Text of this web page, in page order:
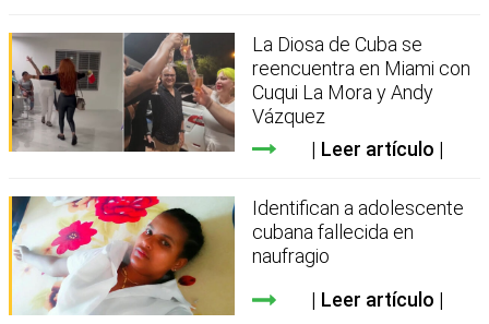
La Diosa de Cuba se
reencuentra en Miami con
Cuqui La Mora y Andy
Vázquez
Leer artículo
Identifican a adolescente
cubana fallecida en
naufragio
Leer artículo